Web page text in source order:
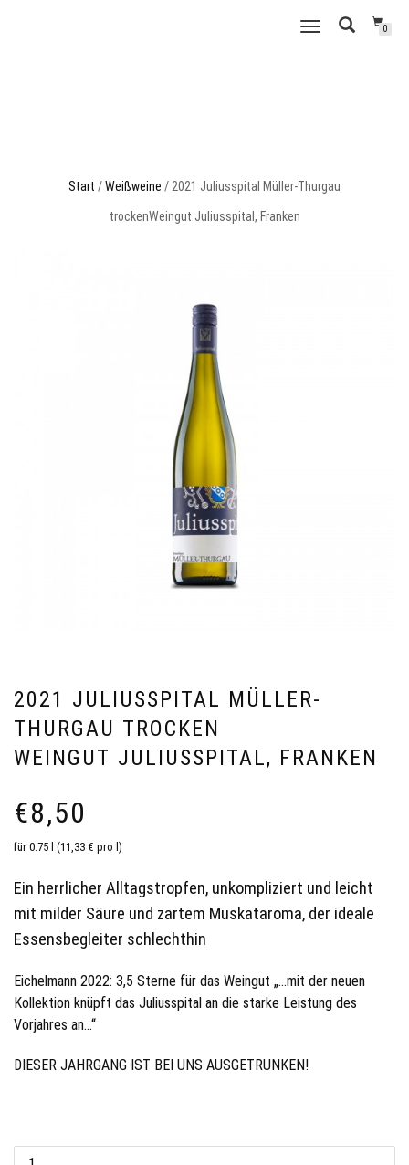
NAVIGATION
0
Start /Weißweine / 2021 Juliusspital Müller-Thurgau
trockenWeingut Juliusspital, Franken
2021 JULIUSSPITAL MÜLLER-
THURGAU TROCKEN
WEINGUT JULIUSSPITAL, FRANKEN
€8,50
für 0.75 l (11,33 € pro l)
Ein herrlicher Alltagstropfen, unkompliziert und leicht
mit milder Säure und zartem Muskataroma, der ideale
Essensbegleiter schlechthin
Eichelmann 2022: 3,5 Sterne für das Weingut „…mit der neuen
Kollektion knüpft das Juliusspital an die starke Leistung des
Vorjahres an…“
DIESER JAHRGANG IST BEI UNS AUSGETRUNKEN!
2021